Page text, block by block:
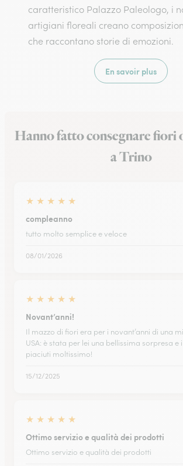
caratteristico Palazzo Paleologo, i
artigiani floreali creano
che raccontano storie di emozioni.
En savoir plus
Hanno fatto consegnare fiori
a Trino
★ ★ ★ ★ ★
compleanno
tutto molto semplice e veloce
08/01/2026
★ ★ ★ ★ ★
Novant’anni!
Il mazzo di fiori era per i novant’anni di una
USA: è stata per lei una bellissima sorpresa e
piaciuti moltissimo!
15/12/2025
★ ★ ★ ★ ★
Ottimo servizio e qualità dei prodotti
Ottimo servizio e qualità dei prodotti